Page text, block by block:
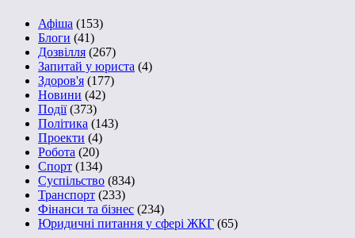
Афіша (153)
Блоги (41)
Дозвілля (267)
Запитай у юриста (4)
Здоров'я (177)
Новини (42)
Події(373)
Політика (143)
Проекти (4)
Робота (20)
Спорт (134)
Суспільство (834)
Транспорт (233)
Фінанси та бізнес (234)
Юридичні питання у сфері ЖКГ (65)